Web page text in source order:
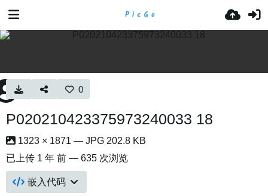
0
P020210423375973240033 18
1323 × 1871 — JPG 202.8 KB
已上传 1 年 前 — 635 次浏览
嵌入代码